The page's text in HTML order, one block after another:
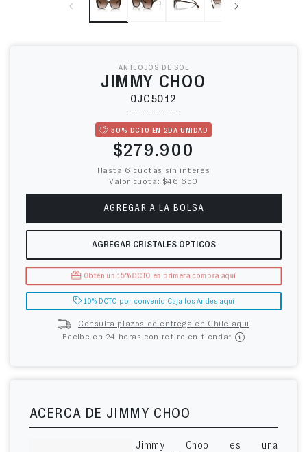
ANTEOJOS DE SOL
JIMMY CHOO
0JC5012
50% DCTO EN 2DA UNIDAD
Precio habitual
$279.900
Hasta 6 cuotas sin interés
Valor cuota: $46.650
AGREGAR A LA BOLSA
AGREGAR CRISTALES ÓPTICOS
Obtén un 15% DCTO en primera compra aquí
10% DCTO por convenio Caja los Andes aquí
Consulta plazos de entrega en Chile aquí
Recibe en 24 horas con retiro en tienda*
ACERCA DE JIMMY CHOO
Jimmy Choo es una